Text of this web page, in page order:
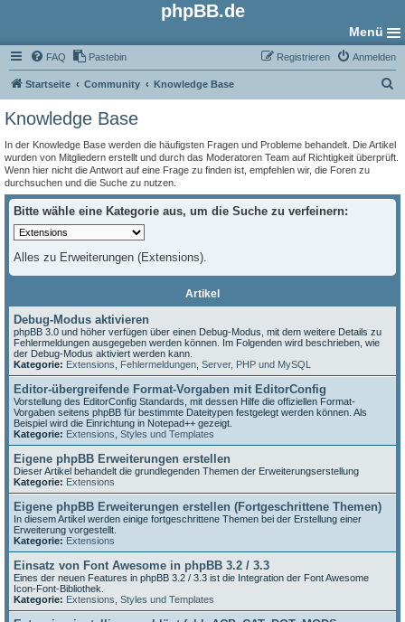
phpBB.de
Menü
FAQ Pastebin Anmelden
Registrieren
Startseite Community Knowledge Base
h
Knowledge Base
In der Knowledge Base werden die häufigsten Fragen und Probleme behandelt. Die Artikel
wurden von Mitgliedern erstellt und durch das Moderatoren Team auf Richtigkeit überprüft.
Wenn hier nicht die Antwort auf eine Frage zu finden ist, empfehlen wir, die Foren zu
durchsuchen und die Suche zu nutzen.
Bitte wähle eine Kategorie aus, um die Suche zu verfeinern:
Alles zu Erweiterungen (Extensions).
Artikel
Debug-Modus aktivieren
phpBB 3.0 und höher verfügen über einen Debug-Modus, mit dem weitere Details zu
Fehlermeldungen ausgegeben werden können. Im Folgenden wird beschrieben, wie
der Debug-Modus aktiviert werden kann.
Kategorie: Extensions Fehlermeldungen Server, PHP und MySQL
Editor-übergreifende Format-Vorgaben mit EditorConfig
Vorstellung des EditorConfig Standards, mit dessen Hilfe die offiziellen Format-
Vorgaben seitens phpBB für bestimmte Dateitypen festgelegt werden können. Als
Beispiel wird die Einrichtung in Notepad++ gezeigt.
Kategorie: Extensions Styles und Templates
Eigene phpBB Erweiterungen erstellen
Dieser Artikel behandelt die grundlegenden Themen der Erweiterungserstellung
Kategorie: Extensions
Eigene phpBB Erweiterungen erstellen (Fortgeschrittene Themen)
In diesem Artikel werden einige fortgeschrittene Themen bei der Erstellung einer
Erweiterung vorgestellt.
Kategorie: Extensions
Einsatz von Font Awesome in phpBB 3.2 / 3.3
Eines der neuen Features in phpBB 3.2 / 3.3 ist die Integration der Font Awesome
Icon-Font-Bibliothek.
Kategorie: Extensions Styles und Templates